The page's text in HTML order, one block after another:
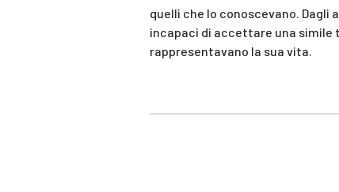
quelli che lo conoscevano.
incapaci di accettare una simile
rappresentavano la sua vita.